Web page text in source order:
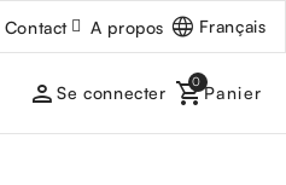
Contact A propos Français
personSe connecter